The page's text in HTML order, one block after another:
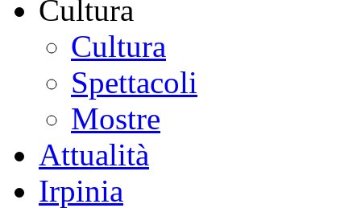
Cultura
Cultura
Spettacoli
Mostre
Attualità
Irpinia